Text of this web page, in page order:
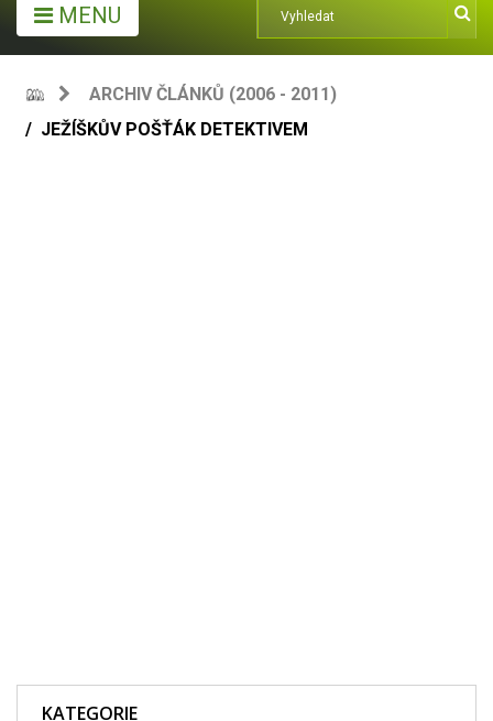
MENU
ARCHIV ČLÁNKŮ (2006 - 2011)
JEŽÍŠKŮV POŠŤÁK DETEKTIVEM
KATEGORIE